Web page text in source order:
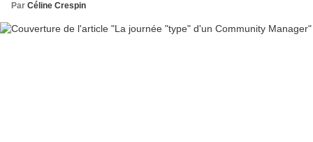
Par Céline Crespin